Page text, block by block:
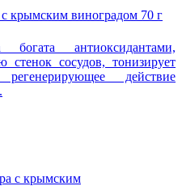
крымским виноградом 70 г
антиоксидантами,
стенок сосудов, тонизирует
действие